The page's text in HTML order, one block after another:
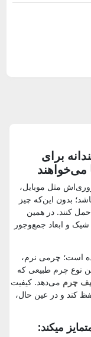
برای
می‌خواهند
مثل موبایل،
بدون این‌که چیز
کنند. در همین
و ابعاد جمع‌وجور
است؛ چرمی نرم،
نوع چرم طبیعی که
چرم می‌دهد. کیفیت
کند و در عین حال،
میکند: